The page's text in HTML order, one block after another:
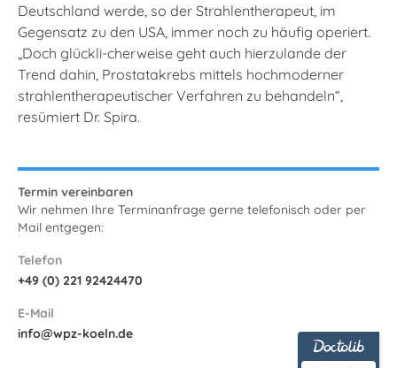
Deutschland werde, so der Strahlentherapeut, im
Gegensatz zu den USA, immer noch zu häufig operiert.
„Doch glückli-cherweise geht auch hierzulande der
Trend dahin, Prostatakrebs mittels hochmoderner
strahlentherapeutischer Verfahren zu behandeln“,
resümiert Dr. Spira.
Termin vereinbaren
Wir nehmen Ihre Terminanfrage gerne telefonisch oder per
Mail entgegen:
Telefon
+49 (0) 221 92424470
E-Mail
info@wpz-koeln.de